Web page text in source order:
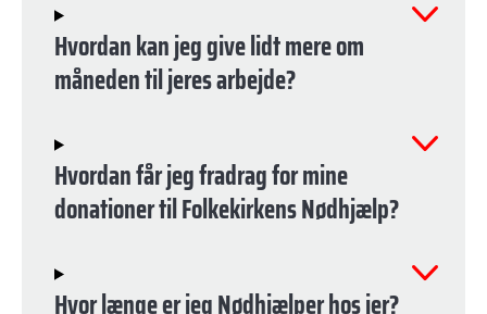
Hvordan kan jeg give lidt mere om
måneden til jeres arbejde?
Hvordan får jeg fradrag for mine
donationer til Folkekirkens Nødhjælp?
Hvor længe er jeg Nødhjælper hos jer?